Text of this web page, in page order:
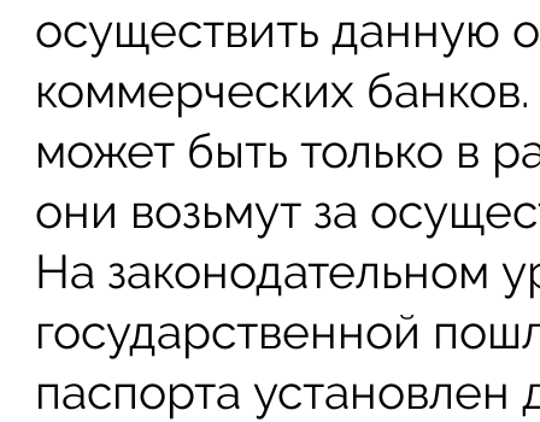
осуществить данную
коммерческих
может быть только в
они возьмут за
На законодательном
государственной
паспорта установлен